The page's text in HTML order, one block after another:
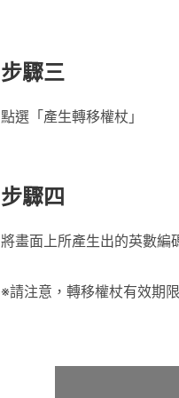
步驟三
點選「產生轉移權杖」
步驟四
將畫面上所產生出的英數編
※請注意，轉移權杖有效期